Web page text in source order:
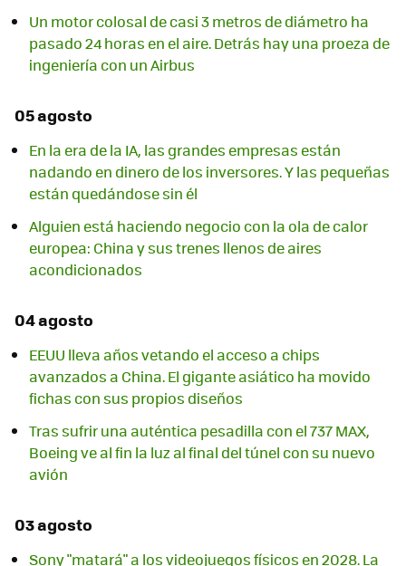
Un motor colosal de casi 3 metros de diámetro ha
pasado 24 horas en el aire. Detrás hay una proeza de
ingeniería con un Airbus
05 agosto
En la era de la IA, las grandes empresas están
nadando en dinero de los inversores. Y las pequeñas
están quedándose sin él
Alguien está haciendo negocio con la ola de calor
europea: China y sus trenes llenos de aires
acondicionados
04 agosto
EEUU lleva años vetando el acceso a chips
avanzados a China. El gigante asiático ha movido
fichas con sus propios diseños
Tras sufrir una auténtica pesadilla con el 737 MAX,
Boeing ve al fin la luz al final del túnel con su nuevo
avión
03 agosto
Sony "matará" a los videojuegos físicos en 2028. La